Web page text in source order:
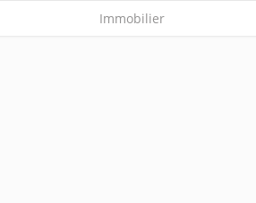
Immobilier